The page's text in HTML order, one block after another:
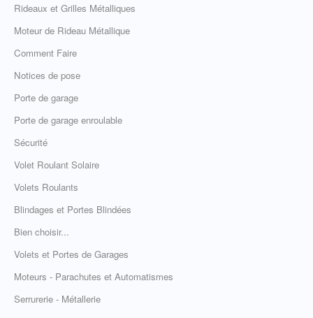
Rideaux et Grilles Métalliques
Moteur de Rideau Métallique
Comment Faire
Notices de pose
Porte de garage
Porte de garage enroulable
Sécurité
Volet Roulant Solaire
Volets Roulants
Blindages et Portes Blindées
Bien choisir...
Volets et Portes de Garages
Moteurs - Parachutes et Automatismes
Serrurerie - Métallerie